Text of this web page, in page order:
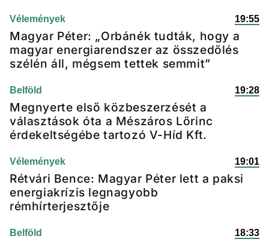
Vélemények 19:55
Magyar Péter: „Orbánék tudták, hogy a
magyar energiarendszer az összedőlés
szélén áll, mégsem tettek semmit”
Belföld 19:28
Megnyerte első közbeszerzését a
választások óta a Mészáros Lőrinc
érdekeltségébe tartozó V-Híd Kft.
Vélemények 19:01
Rétvári Bence: Magyar Péter lett a paksi
energiakrízis legnagyobb
rémhírterjesztője
Belföld 18:33